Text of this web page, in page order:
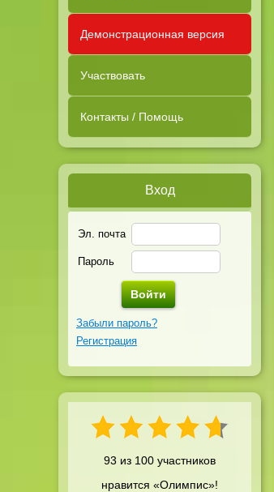
Демонстрационная версия
Участвовать
Контакты / Помощь
Вход
Эл. почта
Пароль
Забыли пароль?
Регистрация
93 из 100 участников
нравится «Олимпис»!